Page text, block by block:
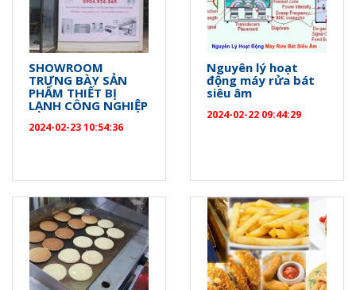
SHOWROOM
TRƯNG BÀY SẢN
PHẨM THIẾT BỊ
LẠNH CÔNG NGHIỆP
2024-02-23 10:54:36
Nguyên lý hoạt
động máy rửa bát
siêu âm
2024-02-22 09:44:29